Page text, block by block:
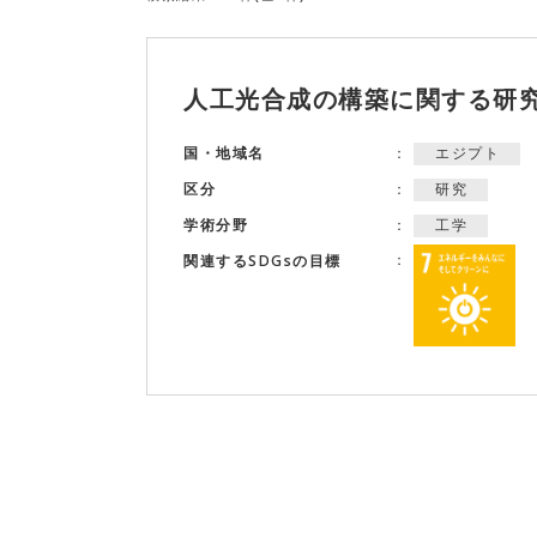
人工光合成の構築に関する研
国・地域名
エジプト
区分
研究
学術分野
工学
関連するSDGsの目標